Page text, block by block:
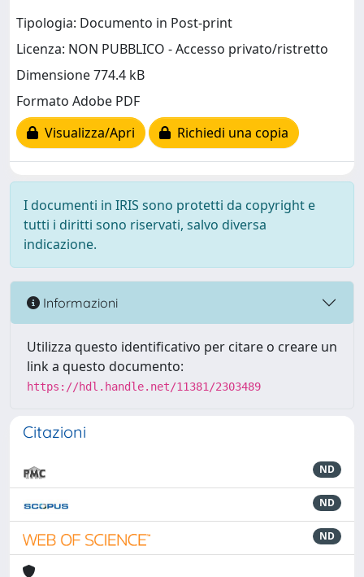
Tipologia: Documento in Post-print
Licenza: NON PUBBLICO - Accesso privato/ristretto
Dimensione 774.4 kB
Formato Adobe PDF
Visualizza/Apri
Richiedi una copia
I documenti in IRIS sono protetti da copyright e
tutti i diritti sono riservati, salvo diversa
indicazione.
Informazioni
Utilizza questo identificativo per citare o creare un
link a questo documento:
https://hdl.handle.net/11381/2303489
Citazioni
ND
ND
ND